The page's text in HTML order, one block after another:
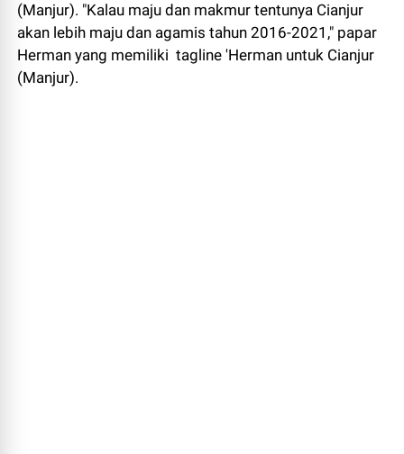
(Manjur). "Kalau maju dan makmur tentunya Cianjur
akan lebih maju dan agamis tahun 2016-2021," papar
Herman yang memiliki tagline 'Herman untuk Cianjur
(Manjur).